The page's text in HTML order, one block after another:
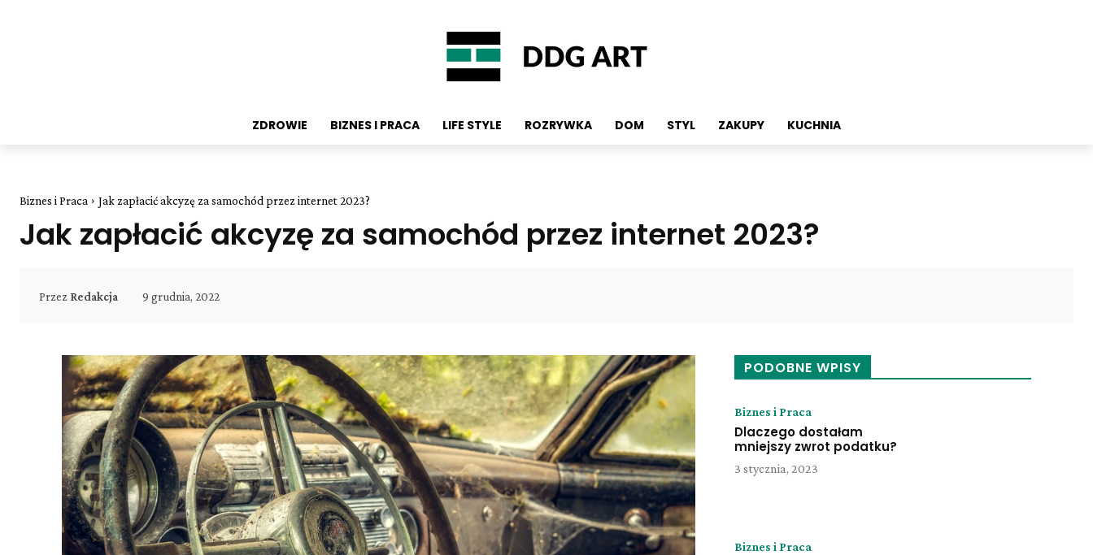
ZDROWIE BIZNES I PRACA LIFE STYLE ROZRYWKA DOM STYL ZAKUPY KUCHNIA
Biznes i Praca Jak zapłacić akcyzę za samochód przez internet 2023?
Jak zapłacić akcyzę za samochód przez internet 2023?
Przez Redakcja 9 grudnia, 2022
PODOBNE WPISY
Biznes i Praca
Dlaczego dostałam
mniejszy zwrot podatku?
3 stycznia, 2023
Biznes i Praca